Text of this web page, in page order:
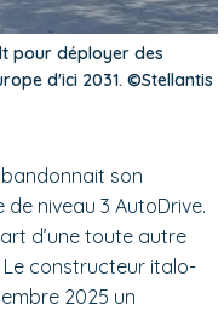
pour déployer des
d'ici 2031. ©Stellantis
son
niveau 3 AutoDrive.
d’une toute autre
Le constructeur italo-
2025 un